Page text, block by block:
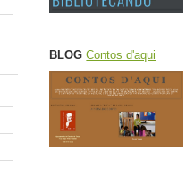
BLOGContos d'aqui